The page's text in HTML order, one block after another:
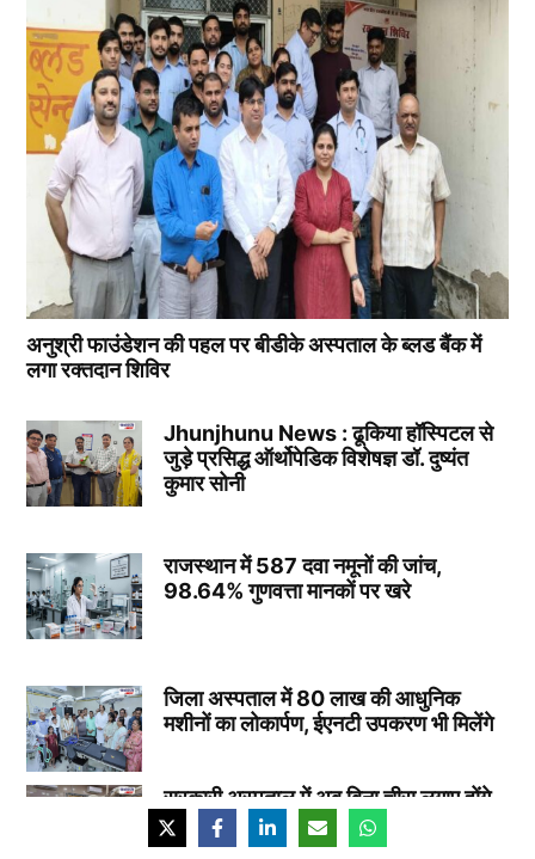
अनुश्री फाउंडेशन की पहल पर बीडीके अस्पताल के ब्लड बैंक में
लगा रक्तदान शिविर
Jhunjhunu News : ढूकिया हॉस्पिटल से
जुड़े प्रसिद्ध ऑर्थोपेडिक विशेषज्ञ डॉ. दुष्यंत
कुमार सोनी
राजस्थान में 587 दवा नमूनों की जांच,
98.64% गुणवत्ता मानकों पर खरे
जिला अस्पताल में 80 लाख की आधुनिक
मशीनों का लोकार्पण, ईएनटी उपकरण भी मिलेंगे
सरकारी अस्पताल में अब बिना चीरा लगाए होंगे
जटिल ऑपरेशन, 80 लाख की अत्याधुनिक
मशीनें स्थापित